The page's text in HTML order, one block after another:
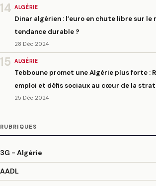
14 ALGÉRIE
Dinar algérien : l’euro en chute libre sur le
tendance durable ?
28 Déc 2024
15 ALGÉRIE
Tebboune promet une Algérie plus forte :
emploi et défis sociaux au cœur de la
25 Déc 2024
RUBRIQUES
3G - Algérie
AADL